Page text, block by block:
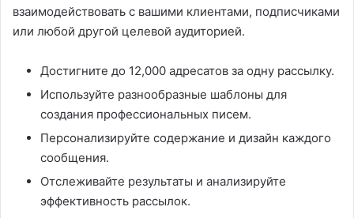
взаимодействовать с вашими клиентами, подписчиками
или любой другой целевой аудиторией.
Достигните до 12,000 адресатов за одну рассылку.
Используйте разнообразные шаблоны для
создания профессиональных писем.
Персонализируйте содержание и дизайн каждого
сообщения.
Отслеживайте результаты и анализируйте
эффективность рассылок.